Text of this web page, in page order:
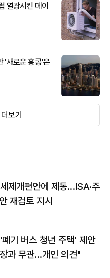
열광시킨 메이
'새로운 홍콩'은
더보기
제개편안에 제동…ISA·주
재검토 지시
기 버스 청년 주택' 제안
과 무관…개인 의견"